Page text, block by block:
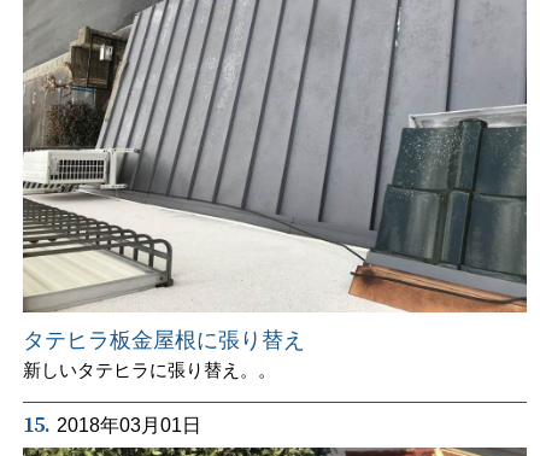
タテヒラ板金屋根に張り替え
新しいタテヒラに張り替え。。
15. 2018年03月01日